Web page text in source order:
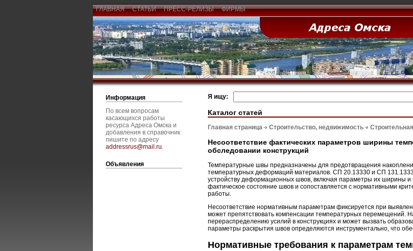
ГЛАВНАЯ СТАТЬИ ПРЕСС-РЕЛИЗЫ ФИРМЫ
Информация
По всем вопросам
касающихся работы
ресурса Адреса Омска и
добавления в справочник
пишите по адресу
addressrus@mail.ru.
Объявления
Я ищу:
Каталог статей
Главная страница Строительство, недвижимость
Несоответствие фактических параметров ширины
обследовании конструкций
Температурные швы предназначены для предотвращения
температурных деформаций материалов. СП 20.13330 и СП
устройству деформационных швов, включая параметры их ширины
фактическое состояние швов и сопоставляется с нормативными
работы.
Несоответствие нормативным параметрам фиксируется при
может препятствовать компенсации температурных перемещений.
перераспределению усилий в конструкциях и может вызвать
параметры раскрытия швов определяются инструментально, что
Нормативные требования к параметрам